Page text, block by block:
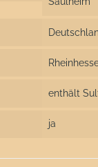
enthält
ja